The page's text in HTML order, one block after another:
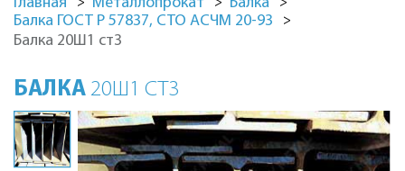
Балка ГОСТ Р 57837, СТО АСЧМ 20-93
Балка 20Ш1 ст3
БАЛКА 20Ш1 СТ3